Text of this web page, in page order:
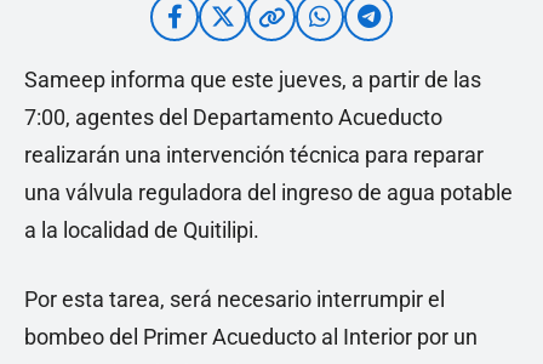
Sameep informa que este jueves, a partir de las
7:00, agentes del Departamento Acueducto
realizarán una intervención técnica para reparar
una válvula reguladora del ingreso de agua potable
a la localidad de Quitilipi.
Por esta tarea, será necesario interrumpir el
bombeo del Primer Acueducto al Interior por un